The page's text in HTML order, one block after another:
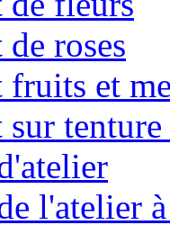
roses
fruits et
l'atelier